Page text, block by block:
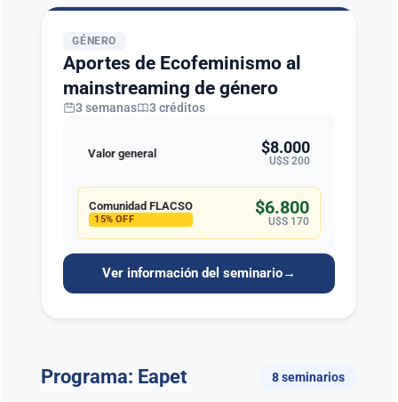
GÉNERO
Aportes de Ecofeminismo al
mainstreaming de género
3 semanas 3 créditos
Valor general $8.000
U$S 200
Comunidad FLACSO
15% OFF
$6.800
U$S 170
Ver información del seminario→
Programa: Eapet 8 seminarios